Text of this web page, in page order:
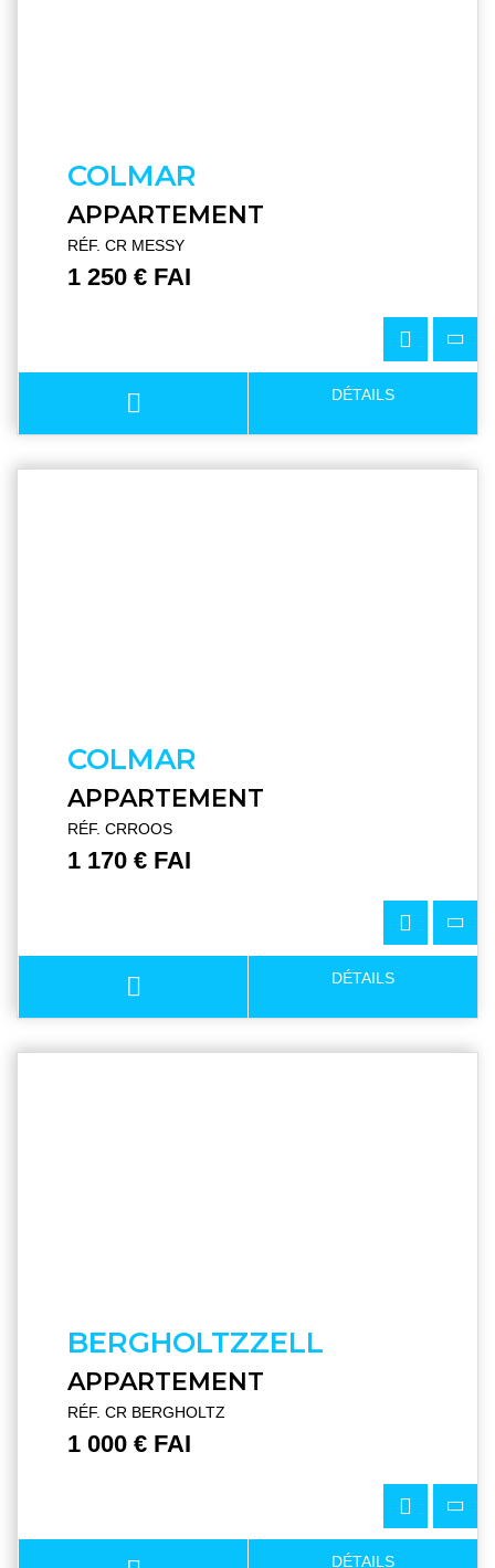
COLMAR
APPARTEMENT
RÉF. CR MESSY
1 250 € FAI
DÉTAILS
COLMAR
APPARTEMENT
RÉF. CRROOS
1 170 € FAI
DÉTAILS
BERGHOLTZZELL
APPARTEMENT
RÉF. CR BERGHOLTZ
1 000 € FAI
DÉTAILS